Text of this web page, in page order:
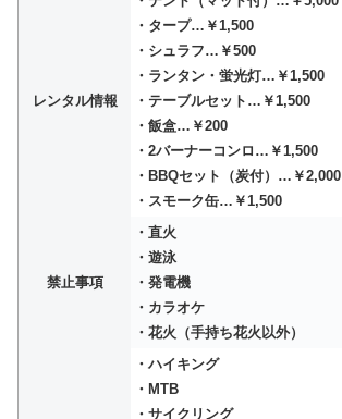
レンタル情報
・タープ…￥1,500
・シュラフ…￥500
・ランタン・蛍光灯…￥1,500
・テーブルセット…￥1,500
・飯盒…￥200
・2バーナーコンロ…￥1,500
・BBQセット（炭付）…￥2,000
・スモーク缶…￥1,500
禁止事項
・直火
・遊泳
・発電機
・カラオケ
・花火（手持ち花火以外）
・ハイキング
・MTB
・サイクリング